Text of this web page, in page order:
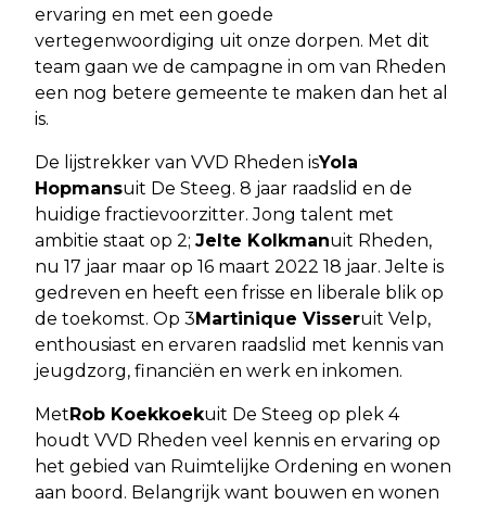
ervaring en met een goede
vertegenwoordiging uit onze dorpen. Met dit
team gaan we de campagne in om van Rheden
een nog betere gemeente te maken dan het al
is.
De lijstrekker van VVD Rheden isYola
Hopmansuit De Steeg. 8 jaar raadslid en de
huidige fractievoorzitter. Jong talent met
ambitie staat op 2; Jelte Kolkmanuit Rheden,
nu 17 jaar maar op 16 maart 2022 18 jaar. Jelte is
gedreven en heeft een frisse en liberale blik op
de toekomst. Op 3Martinique Visseruit Velp,
enthousiast en ervaren raadslid met kennis van
jeugdzorg, financiën en werk en inkomen.
MetRob Koekkoekuit De Steeg op plek 4
houdt VVD Rheden veel kennis en ervaring op
het gebied van Ruimtelijke Ordening en wonen
aan boord. Belangrijk want bouwen en wonen